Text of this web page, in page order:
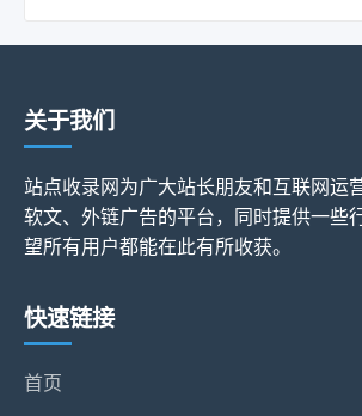
关于我们
站点收录网为广大站长朋友和互联网运
软文、外链广告的平台，同时提供一些
望所有用户都能在此有所收获。
快速链接
首页